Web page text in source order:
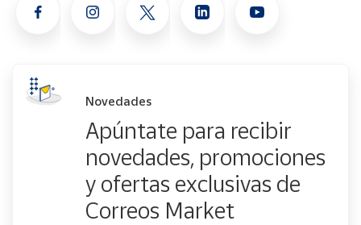
Novedades
Apúntate para recibir
novedades, promociones
y ofertas exclusivas de
Correos Market